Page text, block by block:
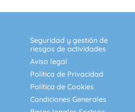
Seguridad y gestión de
riesgos de actividades
Aviso legal
Política de Privacidad
Política de Cookies
Condiciones Generales